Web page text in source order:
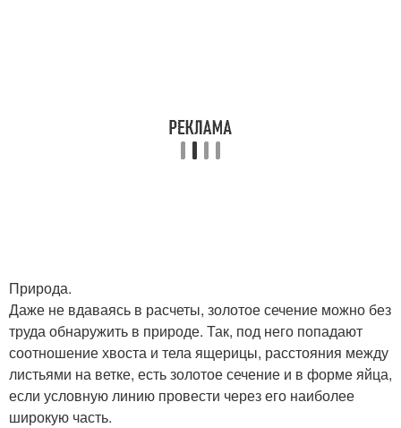
Природа.
Даже не вдаваясь в расчеты, золотое сечение можно без
труда обнаружить в природе. Так, под него попадают
соотношение хвоста и тела ящерицы, расстояния между
листьями на ветке, есть золотое сечение и в форме яйца,
если условную линию провести через его наиболее
широкую часть.